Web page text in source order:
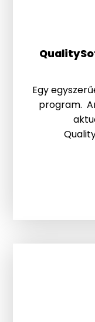
Egy
program.